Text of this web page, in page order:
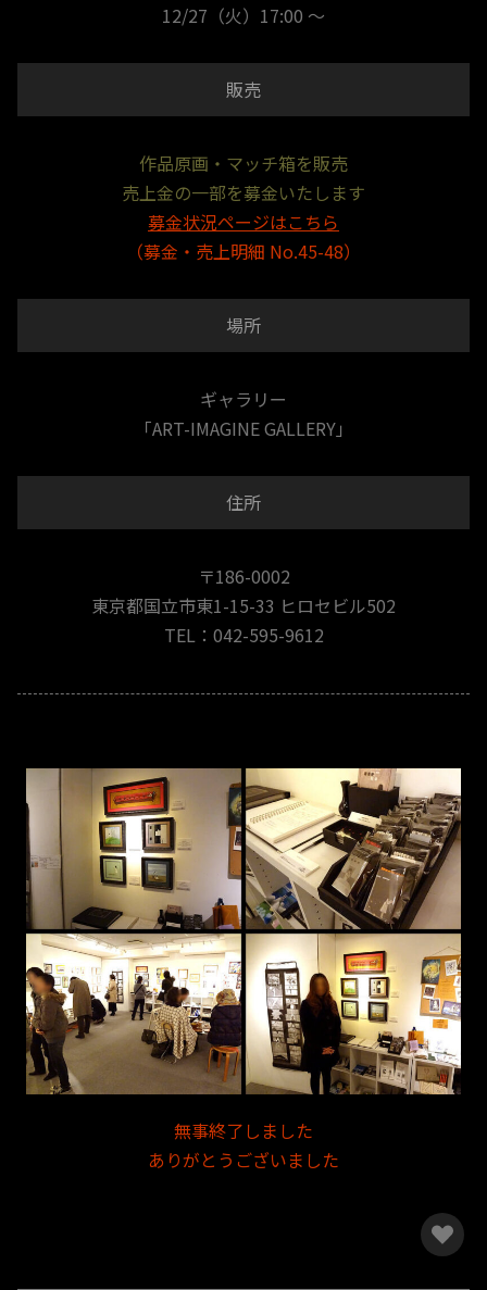
12/27（火）17:00 ～
販売
作品原画・マッチ箱を販売
売上金の一部を募金いたします
募金状況ページはこちら
（募金・売上明細 No.45-48）
場所
ギャラリー
「ART-IMAGINE GALLERY」
住所
〒186-0002
東京都国立市東1-15-33 ヒロセビル502
TEL：042-595-9612
無事終了しました
ありがとうございました